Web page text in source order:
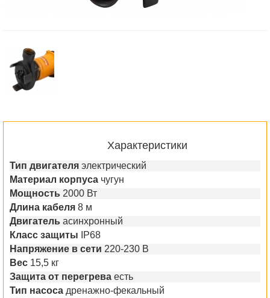
Характеристики
Тип двигателя электрический
Материал корпуса чугун
Мощность 2000 Вт
Длина кабеля 8 м
Двигатель асинхронный
Класс защиты
IP68
Напряжение в сети 220-230 В
Вес 15,5 кг
Защита от перегрева есть
Тип насоса дренажно-фекальный